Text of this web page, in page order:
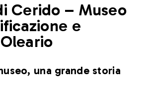
Cerido – Museo
e
una grande storia